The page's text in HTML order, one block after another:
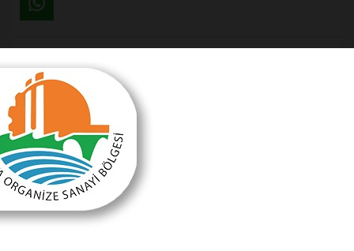
Nasıl bir belediye başkanı istersiniz?
MAKALE YORUMLARI